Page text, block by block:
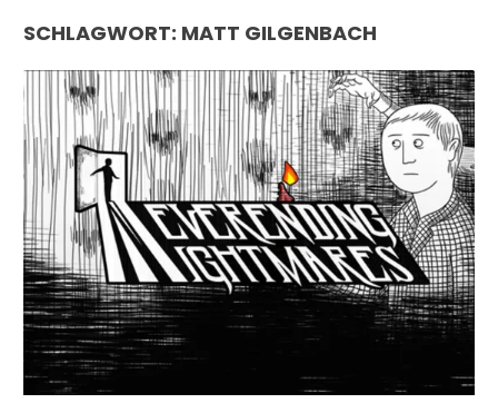
SCHLAGWORT: MATT GILGENBACH